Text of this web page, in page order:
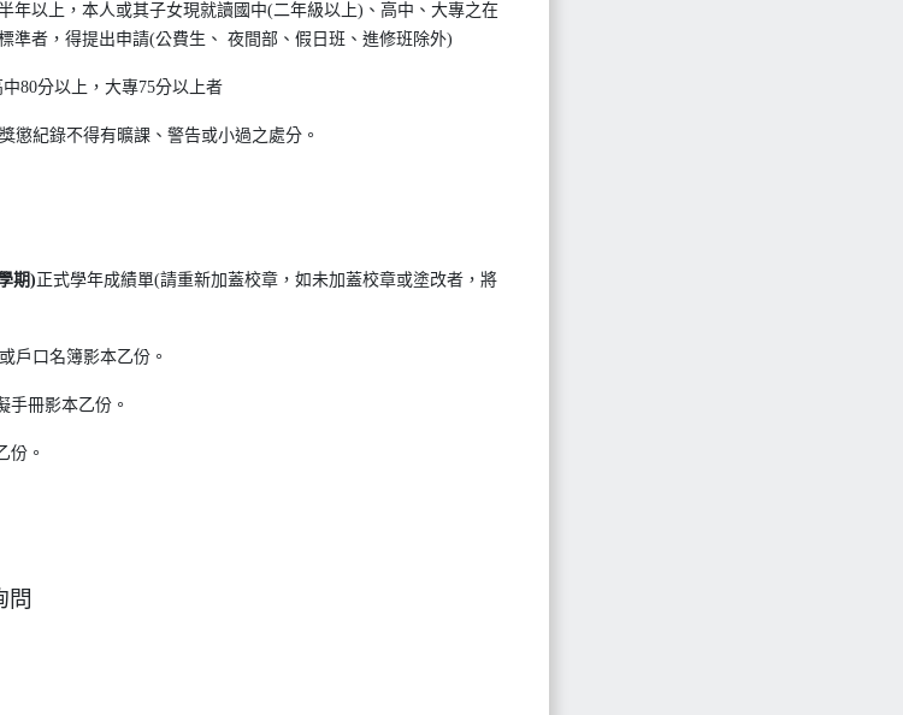
年以上，本人或其子女現就讀國中(二年級以上)、高中、大專之在
準者，得提出申請(公費生、 夜間部、假日班、進修班除外)
分以上，大專75分以上者
錄不得有曠課、警告或小過之處分。
期)正式學年成績單(請重新加蓋校章，如未加蓋校章或塗改者，將
口名簿影本乙份。
冊影本乙份。
。
問